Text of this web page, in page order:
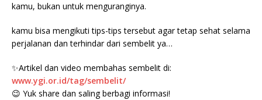
kamu, bukan untuk menguranginya.
kamu bisa mengikuti tips-tips tersebut agar tetap sehat selama
perjalanan dan terhindar dari sembelit ya…
✨Artikel dan video membahas sembelit di:
www.ygi.or.id/tag/sembelit/
😉 Yuk share dan saling berbagi informasi!